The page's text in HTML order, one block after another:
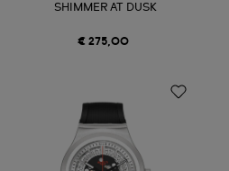
SHIMMER AT DUSK
€ 275,00